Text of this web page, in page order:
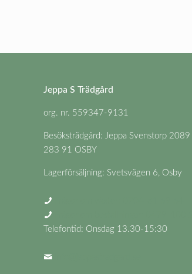
Jeppa S Trädgård
org. nr. 559347-9131
Besöksträdgård: Jeppa Svenstorp 2089
283 91 OSBY
Lagerförsäljning: Svetsvägen 6, Osby
Telefontid: Onsdag 13.30-15:30